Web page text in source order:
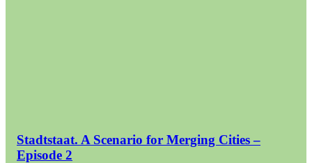
Stadtstaat. A Scenario for Merging Cities –
Episode 2